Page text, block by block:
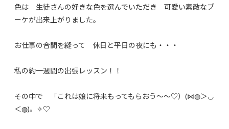
色は 生徒さんの好きな色を選んでいただき 可愛い素敵なブ
ーケが出来上がりました。
お仕事の合間を縫って 休日と平日の夜にも・・・
私の約一週間の出張レッスン！！
その中で 「これは娘に将来もってもらおう～～♡）(⋈◍＞◡
＜◍)。✧♡